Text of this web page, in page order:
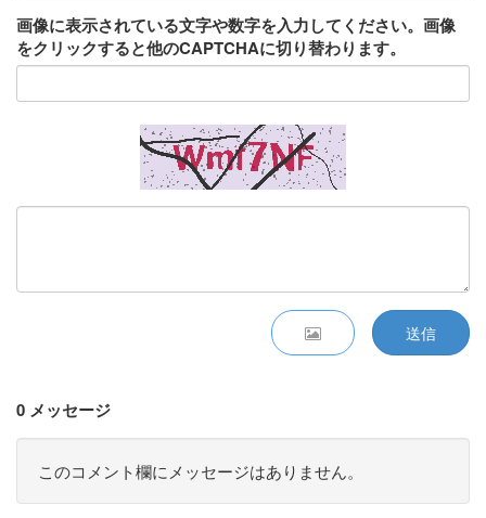
画像に表示されている文字や数字を入力してください。画像
をクリックすると他のCAPTCHAに切り替わります。
送信
0 メッセージ
このコメント欄にメッセージはありません。